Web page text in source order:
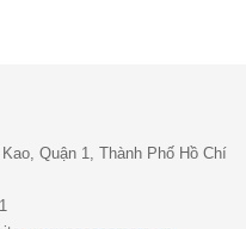
Quận 1, Thành Phố Hồ Chí